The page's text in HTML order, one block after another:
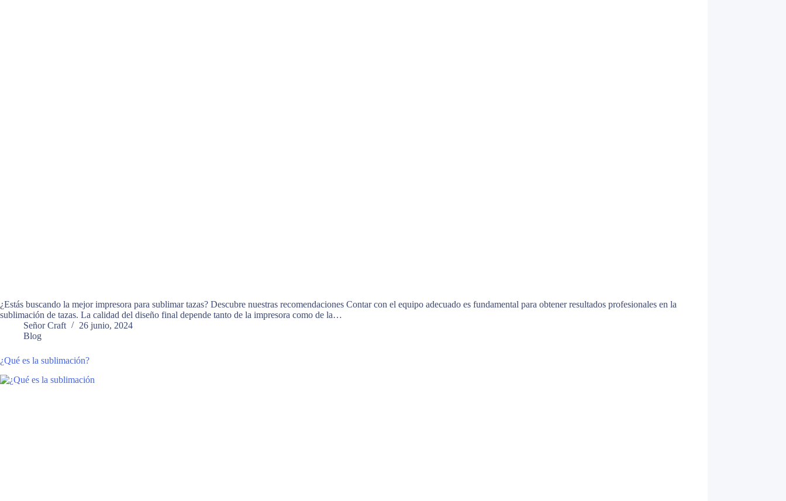
¿Estás buscando la mejor impresora para sublimar tazas? Descubre nuestras recomendaciones Contar con el equipo adecuado es fundamental para obtener resultados profesionales en la
sublimación de tazas. La calidad del diseño final depende tanto de la impresora como de la…
Señor Craft
26 junio, 2024
Blog
¿Qué es la sublimación?